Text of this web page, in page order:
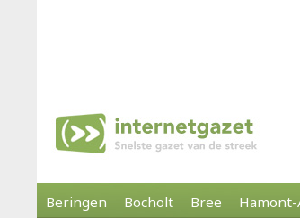
Beringen Bocholt Bree Hamont-